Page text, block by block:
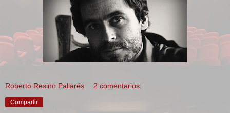
Roberto Resino Pallarés 2 comentarios:
Compartir